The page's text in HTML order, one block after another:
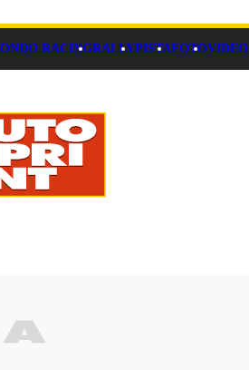
RACINGRALLYPISTAFOTOVIDEO